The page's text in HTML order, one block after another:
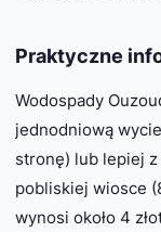
Praktyczne
Wodospady
jednodniową
stronę) lub lepiej
pobliskiej wiosce
wynosi około 4